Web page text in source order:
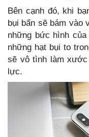
Bên cạnh đó, khi
bụi bẩn sẽ bám vào
những bức hình
những hạt bụi to
sẽ vô tình làm xước
lực.